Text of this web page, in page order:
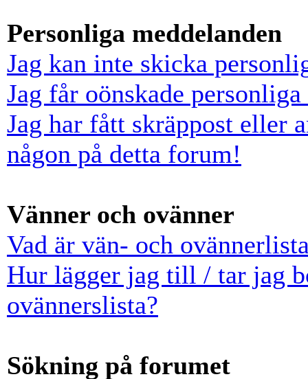
Personliga meddelanden
Jag kan inte skicka
Jag får oönskade
Jag har fått skräppost eller
någon på detta forum!
Vänner och ovänner
Vad är vän- och
Hur lägger jag till / tar jag
ovännerslista?
Sökning på forumet